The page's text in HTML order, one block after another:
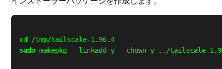
cd /tmp/tailscale-1.96.4
sudo makepkg --linkadd y --chown y ../tailscale-